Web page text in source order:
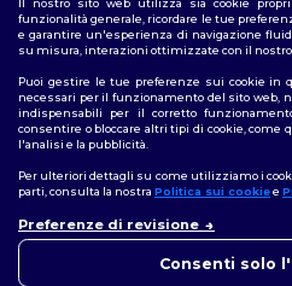
2026. Tutti i diritti
Termini e Condizioni|Politica di
privacy|Politica sui cookie|Site Map
funzionalità generale, ricordare le tue
e garantire un'esperienza di navigazione
su misura, interazioni ottimizzate con il nostro
Puoi gestire le tue preferenze sui cookie in
necessari per il funzionamento del sito web,
indispensabili per il corretto
consentire o bloccare altri tipi di cookie, come
l'analisi e la pubblicità.
Per ulteriori dettagli su come utilizziamo i
parti, consulta la nostra Politica sui cookiee
Preferenze di revisione
Consenti solo